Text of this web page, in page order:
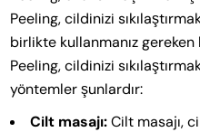
Peeling, cildinizi
birlikte kullanmanız
Peeling, cildinizi
yöntemler şunlardır:
Cilt masajı:Cilt masajı,